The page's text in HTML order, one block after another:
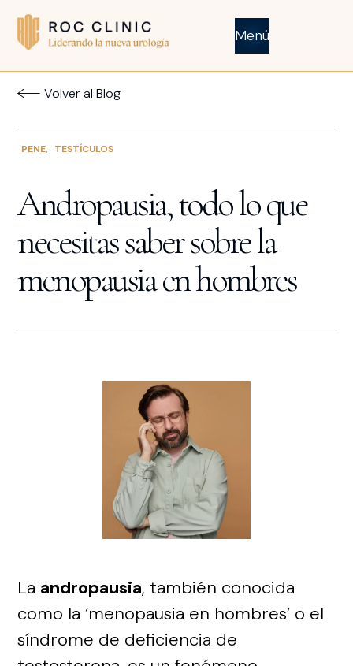
Menú
Volver al Blog
PENE, TESTÍCULOS
Andropausia, todo lo que
necesitas saber sobre la
menopausia en hombres
La andropausia, también conocida
como la ‘menopausia en hombres’ o el
síndrome de deficiencia de